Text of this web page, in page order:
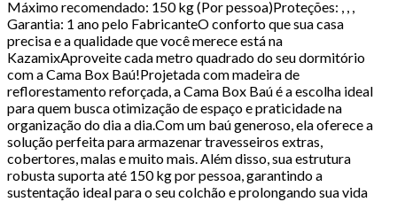
Máximo recomendado: 150 kg (Por pessoa)Proteções: , , ,
Garantia: 1 ano pelo FabricanteO conforto que sua casa
precisa e a qualidade que você merece está na
KazamixAproveite cada metro quadrado do seu dormitório
com a Cama Box Baú!Projetada com madeira de
reflorestamento reforçada, a Cama Box Baú é a escolha ideal
para quem busca otimização de espaço e praticidade na
organização do dia a dia.Com um baú generoso, ela oferece a
solução perfeita para armazenar travesseiros extras,
cobertores, malas e muito mais. Além disso, sua estrutura
robusta suporta até 150 kg por pessoa, garantindo a
sustentação ideal para o seu colchão e prolongando sua vida